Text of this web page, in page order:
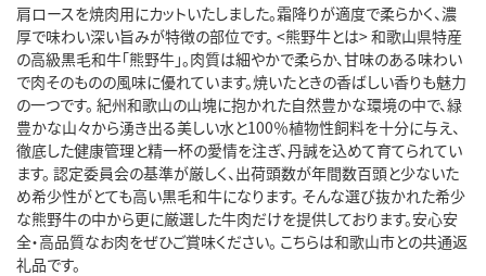
肩ロースを焼肉用にカットいたしました。霜降りが適度で柔らかく、濃
厚で味わい深い旨みが特徴の部位です。 <熊野牛とは> 和歌山県特産
の高級黒毛和牛「熊野牛」。肉質は細やかで柔らか、甘味のある味わい
で肉そのものの風味に優れています。焼いたときの香ばしい香りも魅力
の一つです。 紀州和歌山の山塊に抱かれた自然豊かな環境の中で、緑
豊かな山々から湧き出る美しい水と100％植物性飼料を十分に与え、
徹底した健康管理と精一杯の愛情を注ぎ、丹誠を込めて育てられてい
ます。 認定委員会の基準が厳しく、出荷頭数が年間数百頭と少ないた
め希少性がとても高い黒毛和牛になります。 そんな選び抜かれた希少
な熊野牛の中から更に厳選した牛肉だけを提供しております。安心安
全・高品質なお肉をぜひご賞味ください。 こちらは和歌山市との共通返
礼品です。